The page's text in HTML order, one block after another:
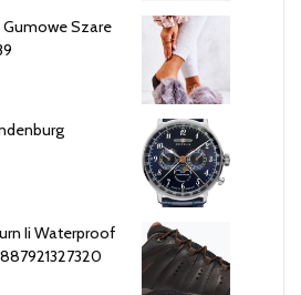
Gumowe Szare
Ii Waterproof